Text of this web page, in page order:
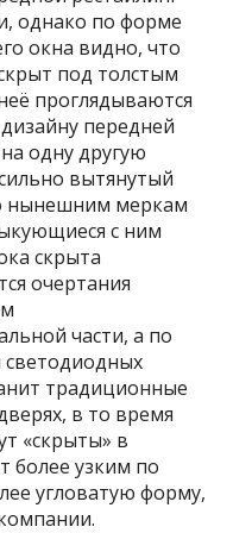
однако по форме
окна видно, что
под толстым
проглядываются
передней
одну другую
вытянутый
нынешним меркам
с ним
скрыта
очертания
части, а по
светодиодных
традиционные
в то время
«скрыты» в
более узким по
угловатую форму,